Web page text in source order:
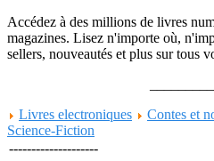
Accédez à des millions de livres
magazines. Lisez n'importe où,
sellers, nouveautés et plus sur tous
Livres electroniques
Contes et
Science-Fiction
--------------------